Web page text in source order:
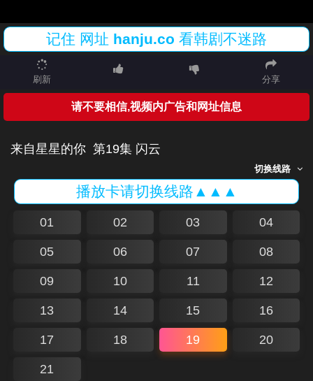
记住 网址 hanju.co 看韩剧不迷路
刷新 分享
请不要相信,视频内广告和网址信息
来自星星的你 第19集 闪云
切换线路
播放卡请切换线路▲▲▲
01 02 03 04
05 06 07 08
09 10 11 12
13 14 15 16
17 18 19 20
21